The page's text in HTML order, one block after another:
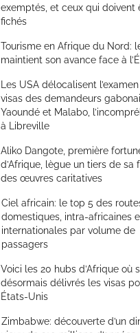
exemptés, et ceux qui doivent
fichés
Tourisme en Afrique du Nord:
maintient son avance face à
Les USA délocalisent
visas des demandeurs
Yaoundé et Malabo,
à Libreville
Aliko Dangote, première
d’Afrique, lègue un tiers de sa
des œuvres caritatives
Ciel africain: le top 5 des
domestiques, intra-africaines
internationales par volume de
passagers
Voici les 20 hubs d’Afrique où
désormais délivrés les visas
États-Unis
Zimbabwe: découverte d’un